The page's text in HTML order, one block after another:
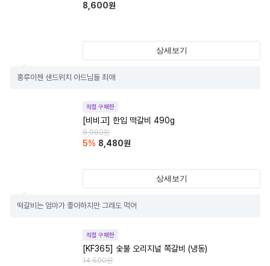
8,600원
상세보기
홍루이젠 샌드위치 아드님들 최애
직접 구매한
[비비고] 한입 떡갈비 490g
8,980원
5% 8,480원
상세보기
떡갈비는 엄마가 좋아하지만 그래도 먹어
직접 구매한
[KF365] 숯불 오리지널 쪽갈비 (냉동)
14,500원